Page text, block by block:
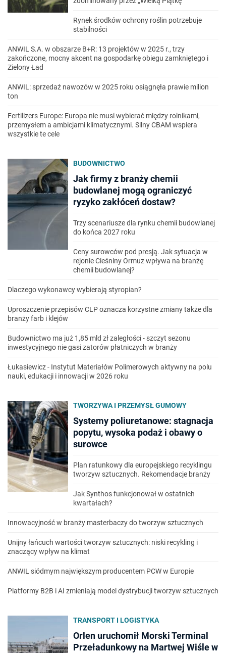
Rynek środków ochrony roślin potrzebuje
stabilności
ANWIL S.A. w obszarze B+R: 13 projektów w 2025 r., trzy
zakończone, mocny akcent na gospodarkę obiegu zamkniętego i
Zielony Ład
ANWIL: sprzedaż nawozów w 2025 roku osiągnęła prawie milion
ton
Fertilizers Europe: Europa nie musi wybierać między rolnikami,
przemysłem a ambicjami klimatycznymi. Silny CBAM wspiera
wszystkie te cele
BUDOWNICTWO
Jak firmy z branży chemii
budowlanej mogą ograniczyć
ryzyko zakłóceń dostaw?
Trzy scenariusze dla rynku chemii budowlanej
do końca 2027 roku
Ceny surowców pod presją. Jak sytuacja w
rejonie Cieśniny Ormuz wpływa na branżę
chemii budowlanej?
Dlaczego wykonawcy wybierają styropian?
Uproszczenie przepisów CLP oznacza korzystne zmiany także dla
branży farb i klejów
Budownictwo ma już 1,85 mld zł zaległości - szczyt sezonu
inwestycyjnego nie gasi zatorów płatniczych w branży
Łukasiewicz - Instytut Materiałów Polimerowych aktywny na polu
nauki, edukacji i innowacji w 2026 roku
TWORZYWA I PRZEMYSŁ GUMOWY
Systemy poliuretanowe: stagnacja
popytu, wysoka podaż i obawy o
surowce
Plan ratunkowy dla europejskiego recyklingu
tworzyw sztucznych. Rekomendacje branży
Jak Synthos funkcjonował w ostatnich
kwartałach?
Innowacyjność w branży masterbaczy do tworzyw sztucznych
Unijny łańcuch wartości tworzyw sztucznych: niski recykling i
znaczący wpływ na klimat
ANWIL siódmym największym producentem PCW w Europie
Platformy B2B i AI zmieniają model dystrybucji tworzyw sztucznych
TRANSPORT I LOGISTYKA
Orlen uruchomił Morski Terminal
Przeładunkowy na Martwej Wiśle w